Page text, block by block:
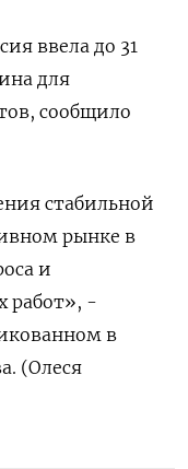
ввела до 31
для
сообщило
стабильной
рынке в
и
работ», -
в
(Олеся